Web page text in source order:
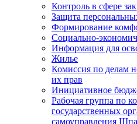
Контроль в сфере
Защита
Формирование
Социально-
Информация для
Жилье
Комиссия по делам
их прав
Инициативное
Рабочая группа по
государственных
самоуправления